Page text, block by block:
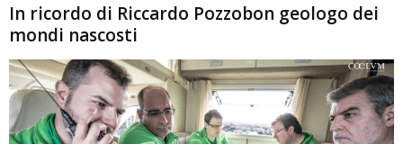
In ricordo di Riccardo Pozzobon geologo dei
mondi nascosti